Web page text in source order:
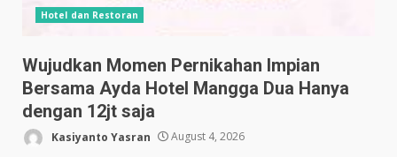
Hotel dan Restoran
Wujudkan Momen Pernikahan Impian
Bersama Ayda Hotel Mangga Dua Hanya
dengan 12jt saja
Kasiyanto Yasran August 4, 2026